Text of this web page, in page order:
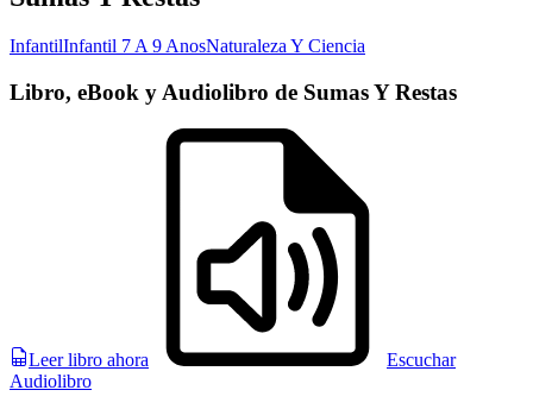
InfantilInfantil 7 A 9 AnosNaturaleza Y Ciencia
Libro, eBook y Audiolibro de Sumas Y Restas
Leer libro ahora
Escuchar
Audiolibro